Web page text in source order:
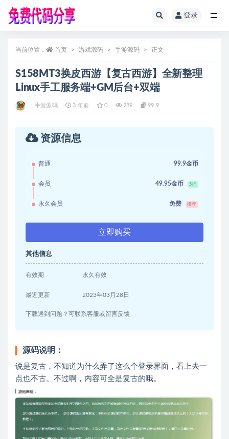
登录
当前位置： 首页 游戏源码 手游源码 正文
S158MT3换皮西游【复古西游】全新整理
Linux手工服务端+GM后台+双端
手游源码 3 年前 0 289 99.9
资源信息
普通 99.9金币
会员 49.95金币 5折
永久会员 免费 推荐
立即购买
其他信息
有效期 永久有效
最近更新 2023年03月28日
下载遇到问题？可联系客服或留言反馈
源码说明：
说是复古，不知道为什么弄了这么个登录界面，看上去一
点也不古。不过啊，内容可全是复古的哦。